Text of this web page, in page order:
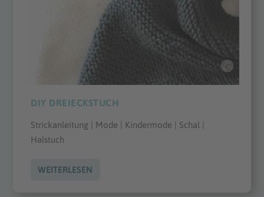
DIY DREIECKSTUCH
Strickanleitung | Mode | Kindermode | Schal |
Halstuch
WEITERLESEN